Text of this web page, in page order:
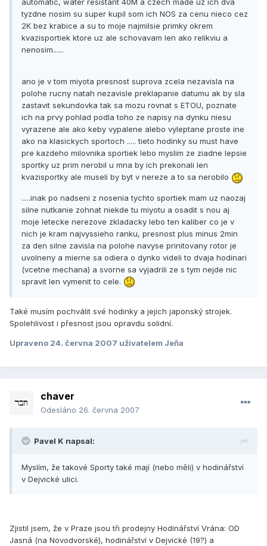
automatic, water resistant 40M a czech made uz ich dva
tyzdne nosim su super kupil som ich NOS za cenu nieco cez
2K bez krabice a su to moje najmilsie primky okrem
kvazisportiek ktore uz ale schovavam len ako relikviu a
nenosim......
ano je v tom miyota presnost suprova zcela nezavisla na
polohe rucny natah nezavisle preklapanie datumu ak by sla
zastavit sekundovka tak sa mozu rovnat s ETOU, poznate
ich na prvy pohlad podla toho ze napisy na dynku niesu
vyrazene ale ako keby vypalene alebo vyleptane proste ine
ako na klasickych sportoch ..... tieto hodinky su must have
pre kazdeho milovnika sportiek lebo myslim ze ziadne lepsie
sportky uz prim nerobil u mna by ich prekonali len
kvazisportky ale museli by byt v nereze a to sa nerobilo
.....inak po nadseni z nosenia tychto sportiek mam uz naozaj
silne nutkanie zohnat niekde tu miyotu a osadit s nou aj
moje letecke nerezove zkladacky lebo ten kaliber co je v
nich je kram najvyssieho ranku, presnost plus minus 2min
za den silne zavisla na polohe navyse prinitovany rotor je
uvolneny a mierne sa odiera o dynko videli to dvaja hodinari
(vcetne mechana) a svorne sa vyjadrili ze s tym nejde nic
spravit len vymenit to cele.
Také musím pochválit své hodinky a jejich japonský strojek.
Spolehlivost i přesnost jsou opravdu solidní.
Upraveno 24. června 2007 uživatelem Jeňa
chaver
Odesláno 26. června 2007
Pavel K napsal:
Myslím, že takové Sporty také mají (nebo měli) v hodinářství
v Dejvické ulici.
Zjistil jsem, že v Praze jsou tři prodejny Hodinářství Vrána: OD
Jasná (na Novodvorské), hodinářství v Dejvické (19?) a